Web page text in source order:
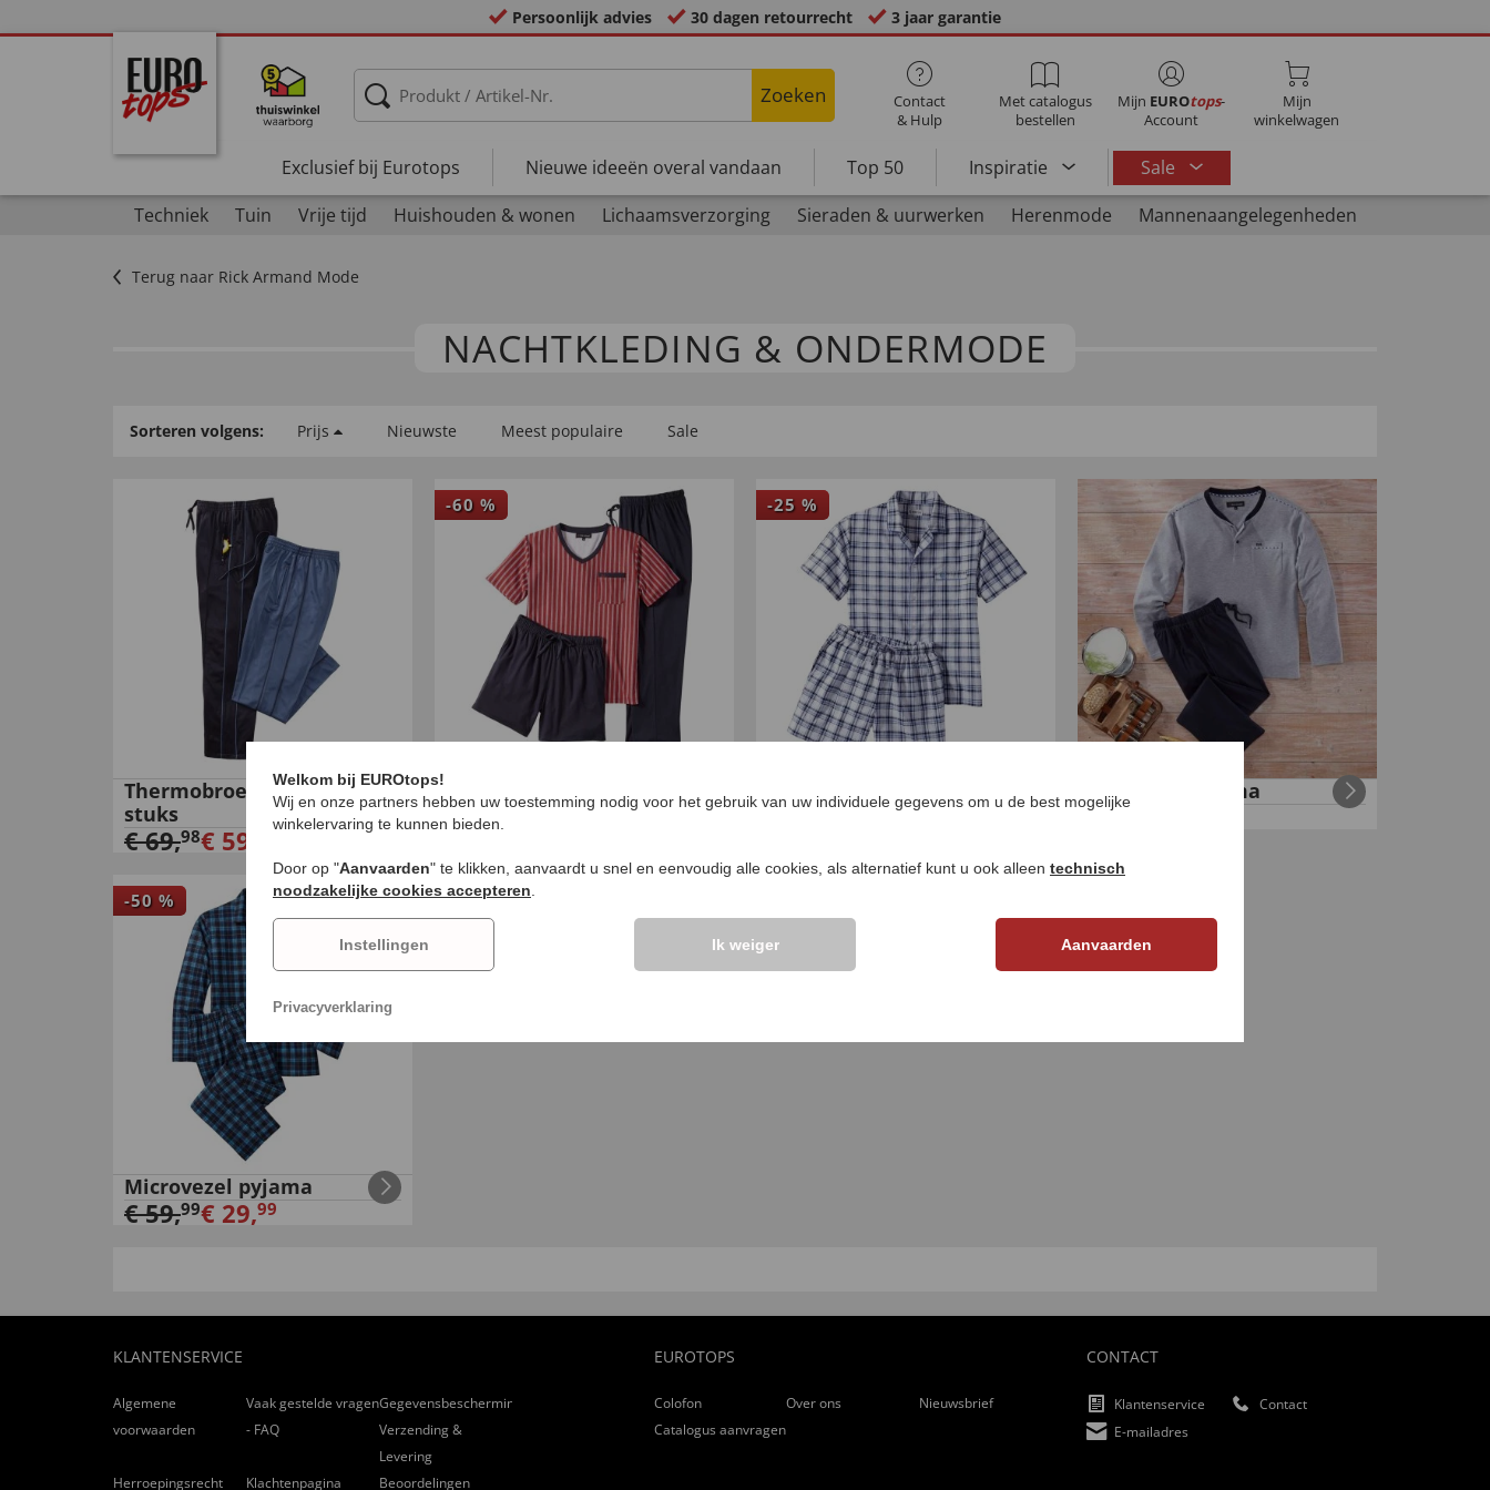
Persoonlijk advies 30 dagen retourrecht 3 jaar garantie
Zoeken
Contact
& Hulp
Met catalogus
bestellen
Mijn EUROtops-
Account
Mijn
winkelwagen
Exclusief bij Eurotops Nieuwe ideeën overal vandaan Top 50 Inspiratie
Sale
Techniek
Tuin Vrije tijd Huishouden & wonen Lichaamsverzorging Sieraden & uurwerken Herenmode Mannenaangelegenheden
Terug naar Rick Armand Mode
NACHTKLEDING & ONDERMODE
Sorteren volgens: Prijs Nieuwste Meest populaire Sale
Thermobroeken Set van 2
stuks
€69,98€ 59 98
-60 %
3-delige pyjama
€59, 99€23,99
-25 %
Pyjama van seersucker
€ 39 ,99€29 ,99
Interlock-pyjama
€59
-50 %
Microvezel pyjama
€59,99€ 29,99
KLANTENSERVICE
Algemene
voorwaarden
Vaak gestelde vragen
- FAQ
Gegevensbescherming
Verzending &
Levering
Herroepingsrecht
Klachtenpagina Beoordelingen
EUROTOPS
Colofon Over ons
Nieuwsbrief
Catalogus aanvragen
CONTACT
Klantenservice
Contact
E-mailadres
Welkom bij EUROtops!
Wij en onze partners hebben uw toestemming nodig voor het gebruik van uw individuele gegevens om u de best mogelijke
winkelervaring te kunnen bieden.
Door op "Aanvaarden" te klikken, aanvaardt u snel en eenvoudig alle cookies, als alternatief kunt u ook alleen technisch
noodzakelijke cookies accepteren
Instellingen Ik weiger Aanvaarden
Privacyverklaring